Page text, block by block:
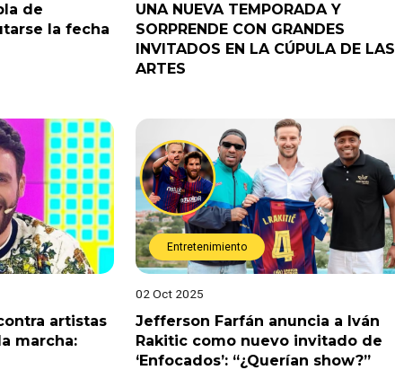
de
la fecha
UNA NUEVA TEMPORADA Y
SORPRENDE CON GRANDES
INVITADOS EN LA CÚPULA DE LAS
ARTES
artistas
marcha:
Entretenimiento
02 Oct 2025
Jefferson Farfán anuncia a Iván
Rakitic como nuevo invitado de
‘Enfocados’: “¿Querían show?”